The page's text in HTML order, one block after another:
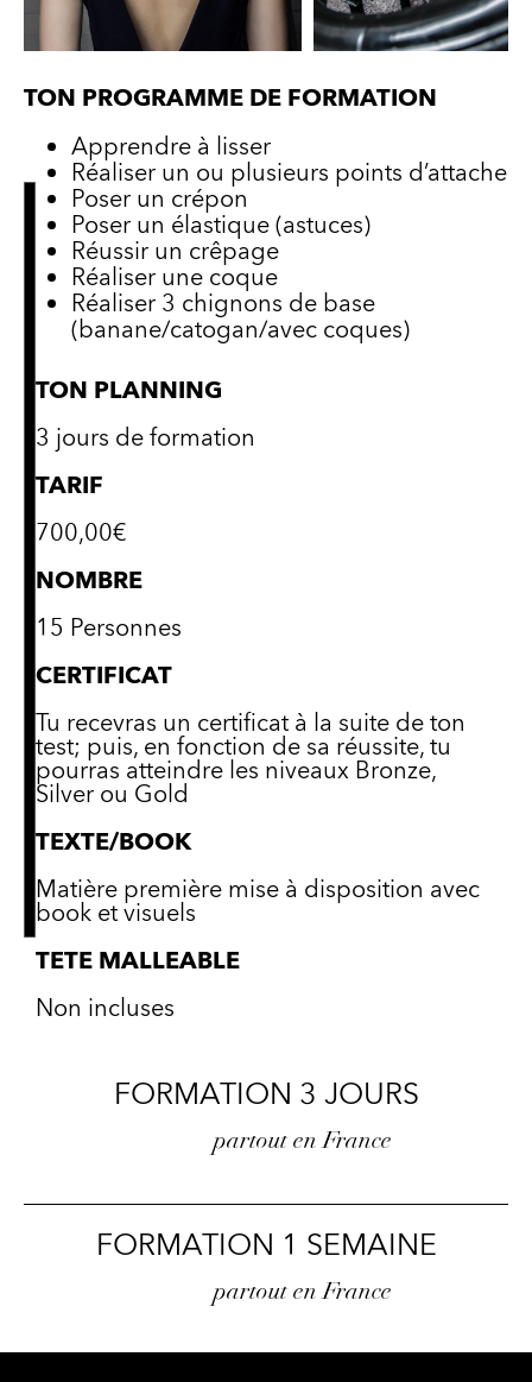
TON PROGRAMME DE FORMATION
Apprendre à lisser
Réaliser un ou plusieurs points d’attache
Poser un crépon
Poser un élastique (astuces)
Réussir un crêpage
Réaliser une coque
Réaliser 3 chignons de base
(banane/catogan/avec coques)
TON PLANNING
3 jours de formation
TARIF
700,00€
NOMBRE
15 Personnes
CERTIFICAT
Tu recevras un certificat à la suite de ton
test; puis, en fonction de sa réussite, tu
pourras atteindre les niveaux Bronze,
Silver ou Gold
TEXTE/BOOK
Matière première mise à disposition avec
book et visuels
TETE MALLEABLE
Non incluses
FORMATION 3 JOURS
partout en France
FORMATION 1 SEMAINE
partout en France